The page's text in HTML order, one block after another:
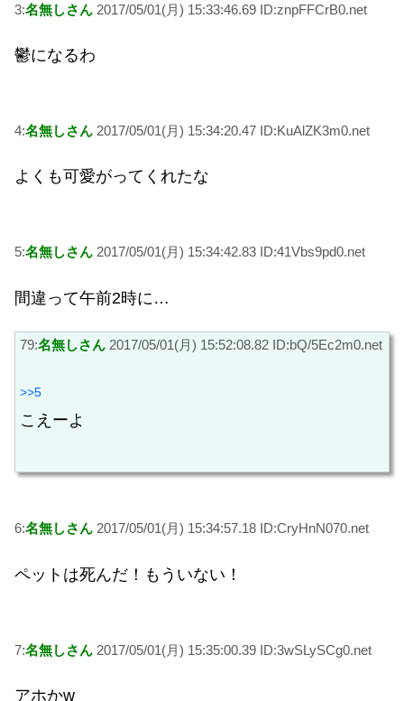
3:名無しさん 2017/05/01(月) 15:33:46.69 ID:znpFFCrB0.net
鬱になるわ
4:名無しさん 2017/05/01(月) 15:34:20.47 ID:KuAlZK3m0.net
よくも可愛がってくれたな
5:名無しさん 2017/05/01(月) 15:34:42.83 ID:41Vbs9pd0.net
間違って午前2時に…
79:名無しさん 2017/05/01(月) 15:52:08.82 ID:bQ/5Ec2m0.net
>>5
こえーよ
6:名無しさん 2017/05/01(月) 15:34:57.18 ID:CryHnN070.net
ペットは死んだ！もういない！
7:名無しさん 2017/05/01(月) 15:35:00.39 ID:3wSLySCg0.net
アホかw